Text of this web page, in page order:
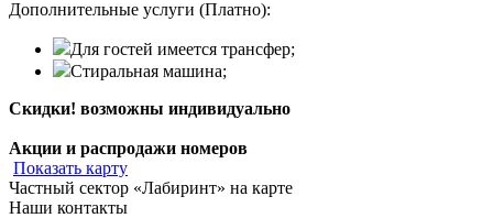
Дополнительные услуги (Платно):
Для гостей имеется трансфер;
Стиральная машина;
Скидки! возможны индивидуально
Акции и распродажи номеров
Показать карту
Частный сектор «Лабиринт» на карте
Наши контакты